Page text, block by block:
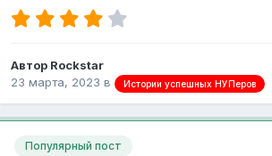
Автор Rockstar
23 марта, 2023 в Истории успешных НУПеров
Популярный пост